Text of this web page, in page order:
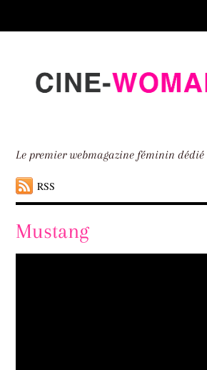
down
Le premier webmagazine féminin
RSS
Mustang